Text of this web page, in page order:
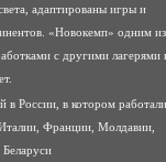
адаптированы игры и
«Новокемп» одним из
с другими лагерями
в России, в котором работали
Франции, Молдавии,